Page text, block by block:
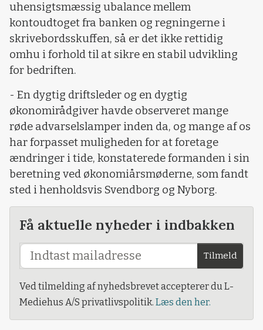
uhensigtsmæssig ubalance mellem
kontoudtoget fra banken og regningerne i
skrivebordsskuffen, så er det ikke rettidig
omhu i forhold til at sikre en stabil udvikling
for bedriften.
- En dygtig driftsleder og en dygtig
økonomirådgiver havde observeret mange
røde advarselslamper inden da, og mange af os
har forpasset muligheden for at foretage
ændringer i tide, konstaterede formanden i sin
beretning ved økonomiårsmøderne, som fandt
sted i henholdsvis Svendborg og Nyborg.
Få aktuelle nyheder i indbakken
Tilmeld
Ved tilmelding af nyhedsbrevet accepterer du L-
Mediehus A/S privatlivspolitik. Læs den her.